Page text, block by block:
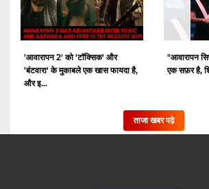
'आवारापन 2' को 'टॉक्सिक' और
'बंटवारा' के मुकाबले एक खास फायदा है,
और इ...
"आवारापन
एक सफ़र है,
ताजा खबर पढ़े